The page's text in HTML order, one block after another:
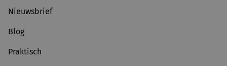
Nieuwsbrief
Blog
Praktisch